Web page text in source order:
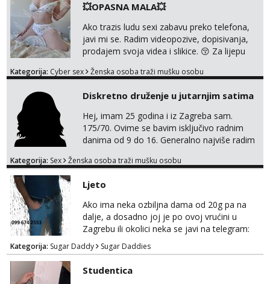
💥OPASNA MALA💥
Ako trazis ludu sexi zabavu preko telefona,
javi mi se. Radim videopozive, dopisivanja,
prodajem svoja videa i slikice. 😚 Za lijepu
Viber ili Telegram. +385 91 723 0045
Kategorija: Cyber sex Ženska osoba traži mušku osobu
Diskretno druženje u jutarnjim satima
Hej, imam 25 godina i iz Zagreba sam.
175/70. Ovime se bavim isključivo radnim
danima od 9 do 16. Generalno najviše radim
druženja u diskreciji, vjerovatno ćemo si
također, nisam zainteresirana za one and
done susrete. Ako se nalaziš u ovome, javi
mi se na WhatsApp sa nečime o sebi i tome
što voliš seksualno za daljnji d...
Kategorija: Sex Ženska osoba traži mušku osobu
Ljeto
Ako ima neka ozbiljna dama od 20g pa na
dalje, a dosadno joj je po ovoj vrućini u
Zagrebu ili okolici neka se javi na telegram:
Bozt_8 ili na viber 099 674 2553.
Kategorija: Sugar Daddy Sugar Daddies
Studentica